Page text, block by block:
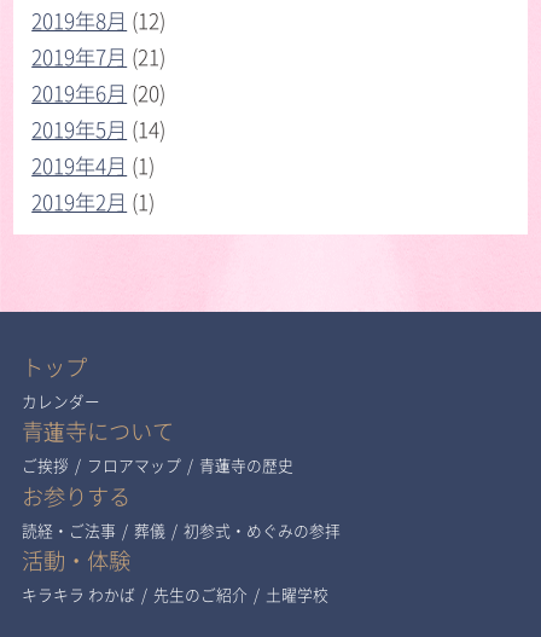
2019年8月 (12)
2019年7月 (21)
2019年6月 (20)
2019年5月 (14)
2019年4月 (1)
2019年2月 (1)
トップ
カレンダー
青蓮寺について
ご挨拶 / フロアマップ / 青蓮寺の歴史
お参りする
読経・ご法事 / 葬儀 / 初参式・めぐみの参拝
活動・体験
キラキラ わかば / 先生のご紹介 / 土曜学校